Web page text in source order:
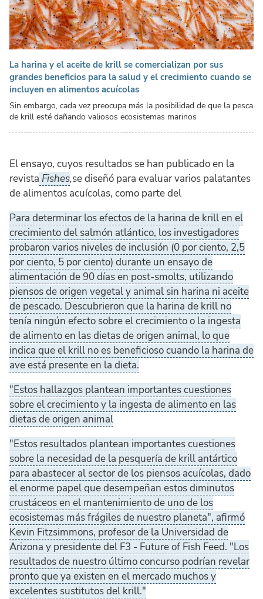
La harina y el aceite de krill se comercializan por sus
grandes beneficios para la salud y el crecimiento cuando se
incluyen en alimentos acuícolas
Sin embargo, cada vez preocupa más la posibilidad de que la pesca
de krill esté dañando valiosos ecosistemas marinos
El ensayo, cuyos resultados se han publicado en la
revista Fishes,se diseñó para evaluar varios palatantes
de alimentos acuícolas, como parte del
Para determinar los efectos de la harina de krill en el
crecimiento del salmón atlántico, los investigadores
probaron varios niveles de inclusión (0 por ciento, 2,5
por ciento, 5 por ciento) durante un ensayo de
alimentación de 90 días en post-smolts, utilizando
piensos de origen vegetal y animal sin harina ni aceite
de pescado. Descubrieron que la harina de krill no
tenía ningún efecto sobre el crecimiento o la ingesta
de alimento en las dietas de origen animal, lo que
indica que el krill no es beneficioso cuando la harina de
ave está presente en la dieta.
"Estos hallazgos plantean importantes cuestiones
sobre el crecimiento y la ingesta de alimento en las
dietas de origen animal
"Estos resultados plantean importantes cuestiones
sobre la necesidad de la pesquería de krill antártico
para abastecer al sector de los piensos acuícolas, dado
el enorme papel que desempeñan estos diminutos
crustáceos en el mantenimiento de uno de los
ecosistemas más frágiles de nuestro planeta", afirmó
Kevin Fitzsimmons, profesor de la Universidad de
Arizona y presidente del F3 - Future of Fish Feed. "Los
resultados de nuestro último concurso podrían revelar
pronto que ya existen en el mercado muchos y
excelentes sustitutos del krill."